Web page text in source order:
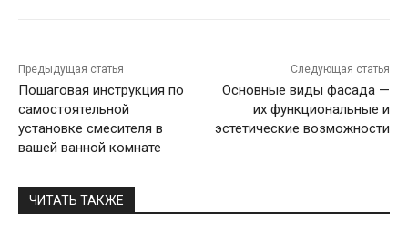
Предыдущая статья
Пошаговая инструкция по
самостоятельной
установке смесителя в
вашей ванной комнате
Следующая статья
Основные виды фасада —
их функциональные и
эстетические возможности
ЧИТАТЬ ТАКЖЕ